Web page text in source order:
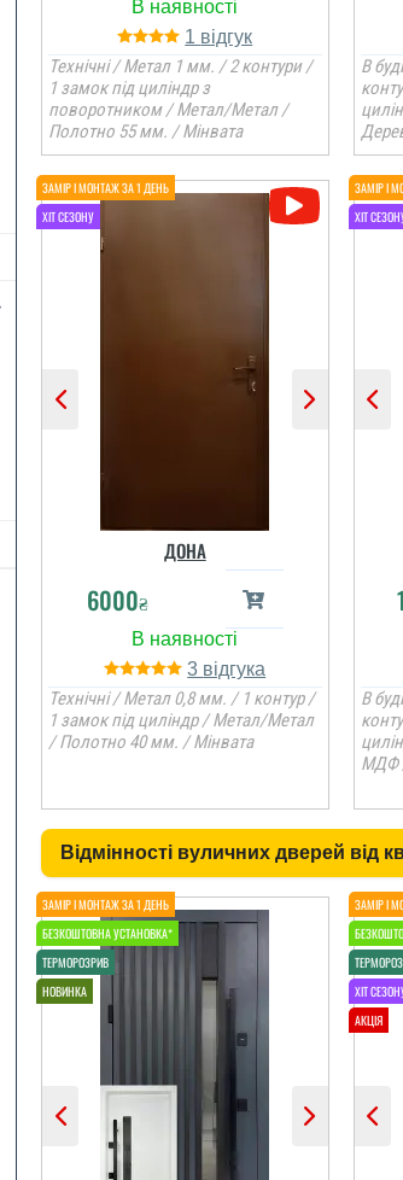
1
Технічні / Метал 1 мм. / 2 контури /
1 замок під циліндр з
поворотником / Метал/Метал /
Полотно 55 мм. / Мінвата
В
ДОНА
6000₴
3
Технічні / Метал 0,8 мм. / 1 контур /
1 замок під циліндр / Метал/Метал
/ Полотно 40 мм. / Мінвата
В
МДФ
Відмінності вуличних дверей від